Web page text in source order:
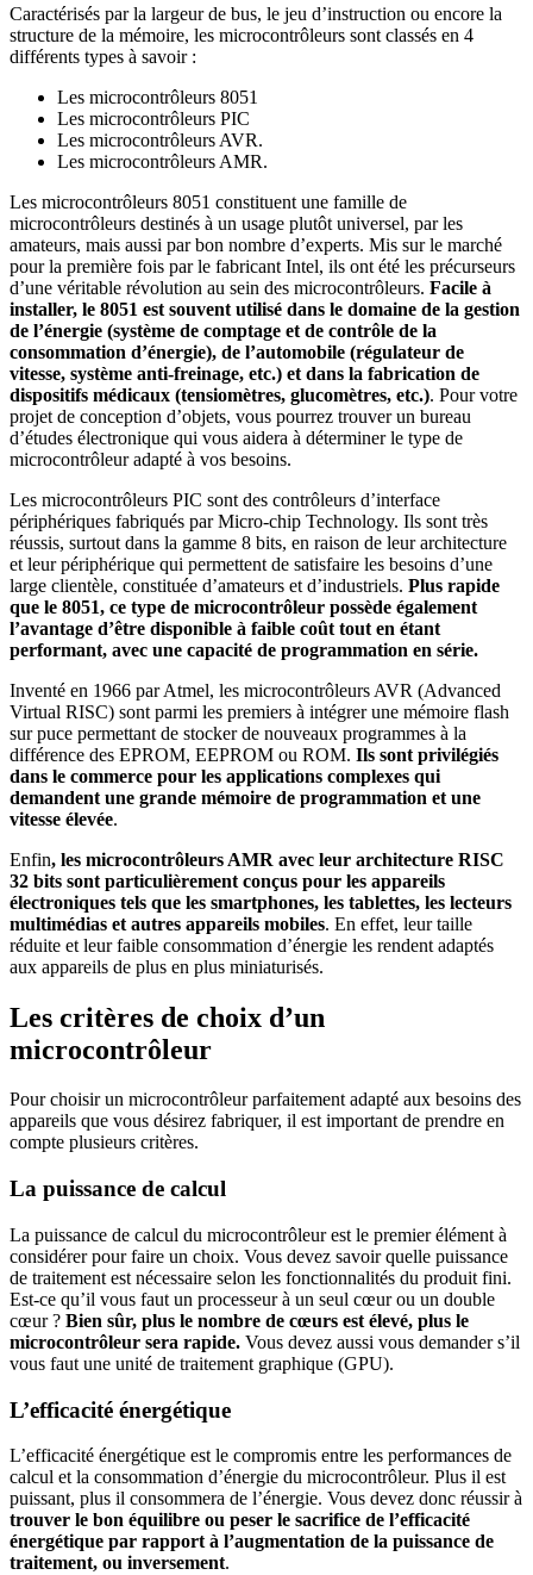
Caractérisés par la largeur de bus, le jeu d’instruction ou encore la
structure de la mémoire, les microcontrôleurs sont classés en 4
différents types à savoir :
Les microcontrôleurs 8051
Les microcontrôleurs PIC
Les microcontrôleurs AVR.
Les microcontrôleurs AMR.
Les microcontrôleurs 8051 constituent une famille de
microcontrôleurs destinés à un usage plutôt universel, par les
amateurs, mais aussi par bon nombre d’experts. Mis sur le marché
pour la première fois par le fabricant Intel, ils ont été les précurseurs
d’une véritable révolution au sein des microcontrôleurs. Facile à
installer, le 8051 est souvent utilisé dans le domaine de la gestion
de l’énergie (système de comptage et de contrôle de la
consommation d’énergie), de l’automobile (régulateur de
vitesse, système anti-freinage, etc.) et dans la fabrication de
dispositifs médicaux (tensiomètres, glucomètres, etc.). Pour votre
projet de conception d’objets, vous pourrez trouver un bureau
d’études électronique qui vous aidera à déterminer le type de
microcontrôleur adapté à vos besoins.
Les microcontrôleurs PIC sont des contrôleurs d’interface
périphériques fabriqués par Micro-chip Technology. Ils sont très
réussis, surtout dans la gamme 8 bits, en raison de leur architecture
et leur périphérique qui permettent de satisfaire les besoins d’une
large clientèle, constituée d’amateurs et d’industriels. Plus rapide
que le 8051, ce type de microcontrôleur possède également
l’avantage d’être disponible à faible coût tout en étant
performant, avec une capacité de programmation en série.
Inventé en 1966 par Atmel, les microcontrôleurs AVR (Advanced
Virtual RISC) sont parmi les premiers à intégrer une mémoire flash
sur puce permettant de stocker de nouveaux programmes à la
différence des EPROM, EEPROM ou ROM. Ils sont privilégiés
dans le commerce pour les applications complexes qui
demandent une grande mémoire de programmation et une
vitesse élevée.
Enfin, les microcontrôleurs AMR avec leur architecture RISC
32 bits sont particulièrement conçus pour les appareils
électroniques tels que les smartphones, les tablettes, les lecteurs
multimédias et autres appareils mobiles. En effet, leur taille
réduite et leur faible consommation d’énergie les rendent adaptés
aux appareils de plus en plus miniaturisés.
Les critères de choix d’un
microcontrôleur
Pour choisir un microcontrôleur parfaitement adapté aux besoins des
appareils que vous désirez fabriquer, il est important de prendre en
compte plusieurs critères.
La puissance de calcul
La puissance de calcul du microcontrôleur est le premier élément à
considérer pour faire un choix. Vous devez savoir quelle puissance
de traitement est nécessaire selon les fonctionnalités du produit fini.
Est-ce qu’il vous faut un processeur à un seul cœur ou un double
cœur ? Bien sûr, plus le nombre de cœurs est élevé, plus le
microcontrôleur sera rapide. Vous devez aussi vous demander s’il
vous faut une unité de traitement graphique (GPU).
L’efficacité énergétique
L’efficacité énergétique est le compromis entre les performances de
calcul et la consommation d’énergie du microcontrôleur. Plus il est
puissant, plus il consommera de l’énergie. Vous devez donc réussir à
trouver le bon équilibre ou peser le sacrifice de l’efficacité
énergétique par rapport à l’augmentation de la puissance de
traitement, ou inversement.